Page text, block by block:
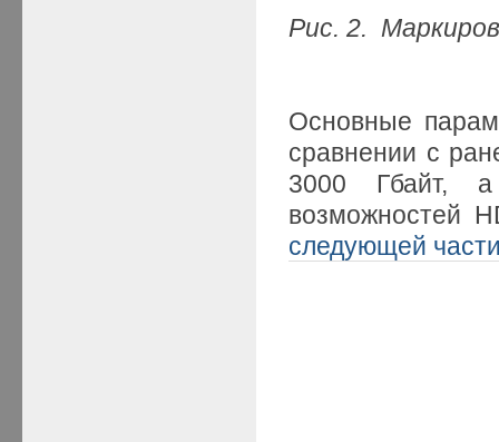
Рис. 2.
Основные
сравнении с
3000 Гбайт, а
возможностей
следующей